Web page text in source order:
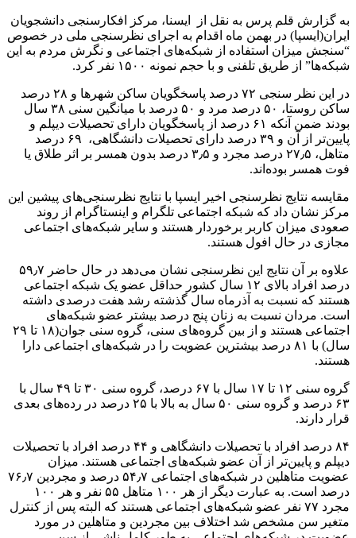
به گزارش قلم پرس به نقل از ایسنا، مرکز افکارسنجی دانشجویان
ایران(ایسپا) در بهمن ماه اقدام به اجرای نظرسنجی ملی در خصوص
“سنجش میزان استفاده از شبکه‌های اجتماعی و نگرش مردم به این
شبکه‌ها” از طریق تلفنی و با حجم نمونه ۱۵۰۰ نفر کرد.
در این نظر سنجی ۷۲ درصد پاسخگویان ساکن شهرها و ۲۸ درصد
ساکن روستا، ۵۰ درصد مرد و ۵۰ درصد با میانگین سنی ۳۸ سال
بودند ضمن آنکه ۶۱ درصد از پاسخگویان دارای تحصیلات دیپلم و
پایین‌تر از آن و ۳۹ درصد دارای تحصیلات دانشگاهی، ۶۹ درصد
متاهل، ۲۷٫۵ درصد مجرد و ۳٫۵ درصد بدون همسر بر اثر طلاق یا
فوت همسر بوده‌اند.
مقایسه نتایج نظرسنجی اخیر ایسپا با نتایج نظرسنجی‌های پیشین این
مرکز نشان داد که شبکه اجتماعی تلگرام و اینستاگرام از روند
صعودی میزان کاربر برخوردار هستند و سایر شبکه‌های اجتماعی
مجازی در حال افول هستند.
علاوه بر آن نتایج این نظرسنجی نشان می‌دهد در حال حاضر ۵۹٫۷
درصد افراد بالای ۱۲ سال کشور حداقل عضو یک شبکه اجتماعی
هستند که نسبت به آذرماه سال گذشته رشد هفت درصدی داشته
است. مردان نسبت به زنان پنج درصد بیشتر عضو شبکه‌های
اجتماعی هستند و از بین گروه‌های سنی، گروه سنی جوان(۱۸ تا ۲۹
سال) با ۸۱ درصد بیشترین عضویت را در شبکه‌های اجتماعی دارا
هستند.
گروه سنی ۱۲ تا ۱۷ سال با ۶۷ درصد، گروه سنی ۳۰ تا ۴۹ سال با
۶۳ درصد و گروه سنی ۵۰ سال به بالا با ۲۵ درصد در رده‌های بعدی
قرار دارند.
۸۴ درصد افراد با تحصیلات دانشگاهی و ۴۴ درصد افراد با تحصیلات
دیپلم و پایین‌تر از آن عضو شبکه‌های اجتماعی هستند. میزان
عضویت متاهلین در شبکه‌های اجتماعی ۵۴٫۷ درصد و مجردین ۷۶٫۷
درصد است. به عبارت دیگر از هر ۱۰۰ متاهل ۵۵ نفر و هر ۱۰۰
مجرد ۷۷ نفر عضو شبکه‌های اجتماعی هستند که البته پس از کنترل
متغیر سن مشخص شد اختلاف بین مجردین و متاهلین در مورد